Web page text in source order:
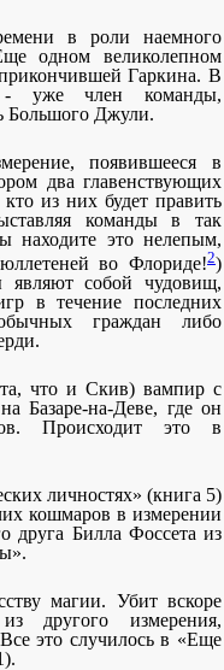
в роли наемного
одном великолепном
Гаркина. В
- уже член команды,
Большого Джули.
появившееся в
два главенствующих
из них будет править
команды в так
находите это нелепым,
во Флориде!2)
являют собой чудовищ,
в течение последних
граждан либо
что и Скив) вампир с
Базаре-на-Деве, где он
Происходит это в
личностях» (книга 5)
кошмаров в измерении
друга Билла Фоссета из
магии. Убит вскоре
другого измерения,
это случилось в «Еще